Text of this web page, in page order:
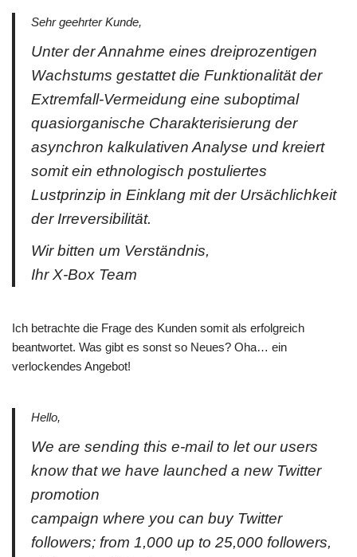
Sehr geehrter Kunde,
Unter der Annahme eines dreiprozentigen
Wachstums gestattet die Funktionalität der
Extremfall-Vermeidung eine suboptimal
quasiorganische Charakterisierung der
asynchron kalkulativen Analyse und kreiert
somit ein ethnologisch postuliertes
Lustprinzip in Einklang mit der Ursächlichkeit
der Irreversibilität.
Wir bitten um Verständnis,
Ihr X-Box Team
Ich betrachte die Frage des Kunden somit als erfolgreich
beantwortet. Was gibt es sonst so Neues? Oha… ein
verlockendes Angebot!
Hello,
We are sending this e-mail to let our users
know that we have launched a new Twitter
promotion
campaign where you can buy Twitter
followers; from 1,000 up to 25,000 followers,